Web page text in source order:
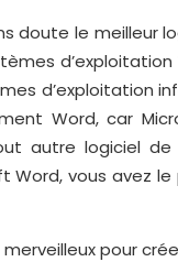
doute le meilleur
d’exploitation
Word, car
autre logiciel
Word, vous avez
pour